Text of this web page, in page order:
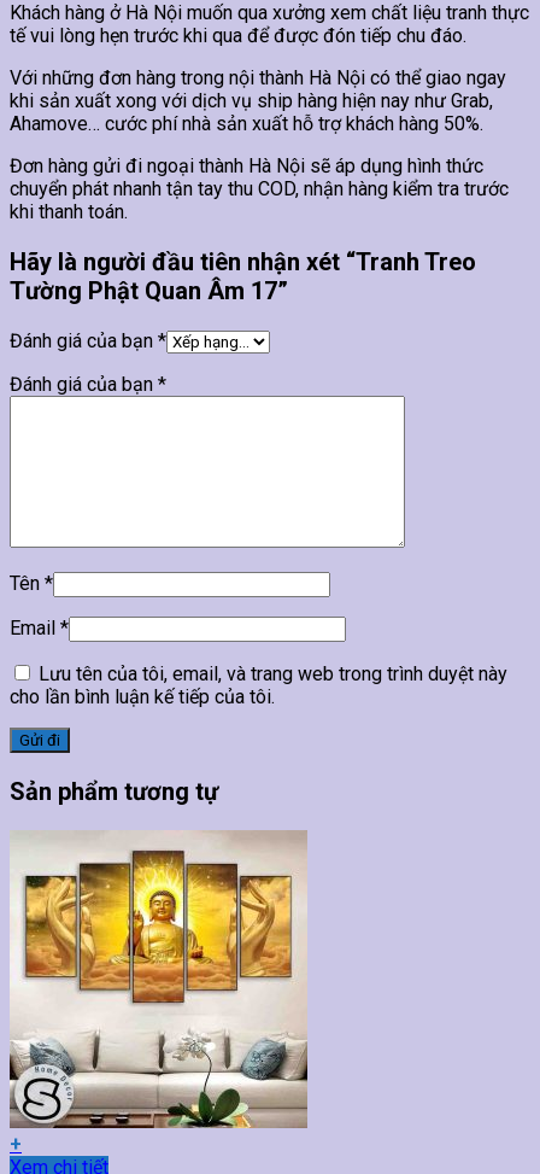
Khách hàng ở Hà Nội muốn qua xưởng xem chất liệu tranh thực
tế vui lòng hẹn trước khi qua để được đón tiếp chu đáo.
Với những đơn hàng trong nội thành Hà Nội có thể giao ngay
khi sản xuất xong với dịch vụ ship hàng hiện nay như Grab,
Ahamove… cước phí nhà sản xuất hỗ trợ khách hàng 50%.
Đơn hàng gửi đi ngoại thành Hà Nội sẽ áp dụng hình thức
chuyển phát nhanh tận tay thu COD, nhận hàng kiểm tra trước
khi thanh toán.
Hãy là người đầu tiên nhận xét “Tranh Treo
Tường Phật Quan Âm 17”
Đánh giá của bạn *
Đánh giá của bạn *
Tên *
Email *
Lưu tên của tôi, email, và trang web trong trình duyệt này
cho lần bình luận kế tiếp của tôi.
Sản phẩm tương tự
+
Sản
Xem chi tiết